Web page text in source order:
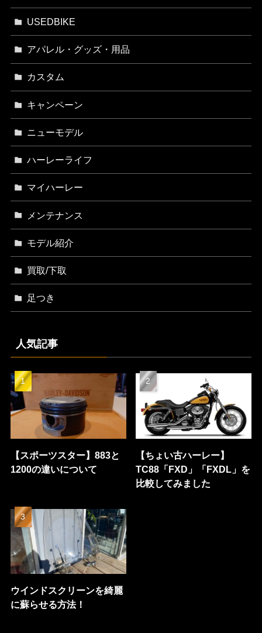
USEDBIKE
アパレル・グッズ・用品
カスタム
キャンペーン
ニューモデル
ハーレーライフ
マイハーレー
メンテナンス
モデル紹介
買取/下取
足つき
人気記事
【スポーツスター】883と
1200の違いについて
【ちょい古ハーレー】
TC88「FXD」「FXDL」を
比較してみました
ウインドスクリーンを綺麗
に蘇らせる方法！